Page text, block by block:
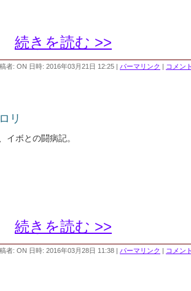
続きを読む >>
者: ON 日時: 2016年03月21日 12:25 | パーマリンク | コメン
リ
イボとの闘病記。
続きを読む >>
者: ON 日時: 2016年03月28日 11:38 | パーマリンク | コメン